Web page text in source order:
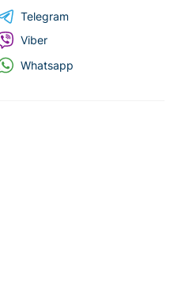
Telegram
Viber
Whatsapp